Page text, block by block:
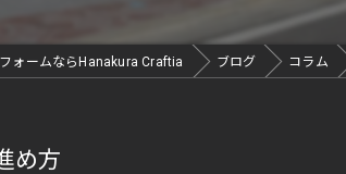
ォームならHanakura Craftia ブログ コラム
め方